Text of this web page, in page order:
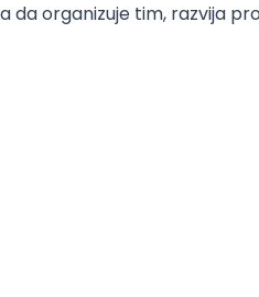
organizuje tim, razvija